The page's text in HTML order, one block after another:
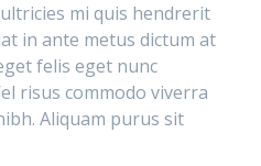
mi quis hendrerit
in ante metus dictum at
felis eget nunc
risus commodo viverra
Aliquam purus sit